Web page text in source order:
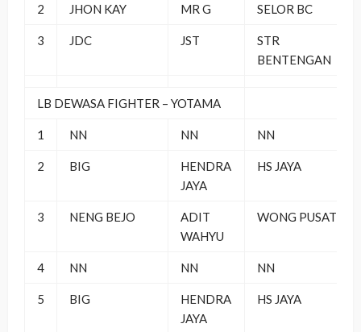
2 JHON KAY MR G SELOR BC
3 JDC JST
STR
BENTENGAN
LB DEWASA FIGHTER – YOTAMA
1 NN NN NN
2 BIG
HENDRA
JAYA
HS JAYA
3 NENG BEJO
ADIT
WAHYU
WONG PUSAT
4 NN NN NN
5 BIG
HENDRA
JAYA
HS JAYA